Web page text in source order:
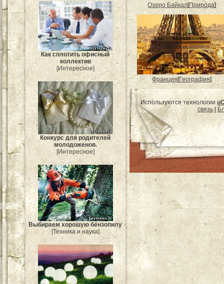
Как сплотить офисный
коллектив
[Интересное]
Конкурс для родителей
молодоженов.
[Интересное]
Выбираем хорошую бензопилу
[Техника и наука]
Озеро Байкал[Природа]
Франция [География]
Используются технологии
связь